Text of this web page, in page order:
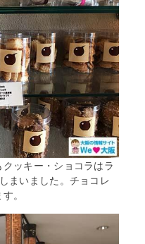
ッキー・ショコラはラ
まいました。チョコレ
。